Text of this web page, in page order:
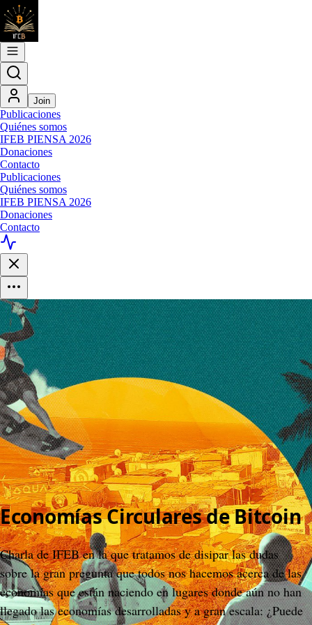
Join
Publicaciones
Quiénes somos
IFEB PIENSA 2026
Donaciones
Contacto
Publicaciones
Quiénes somos
IFEB PIENSA 2026
Donaciones
Contacto
>Spaces IFEB
>#08 Economías Circulares de #Bitcoin
#08 Economías Circulares de #Bitcoin
Instituto de Filosofía y Economía Bitcoin
29 March 2025, 08:30
Content
People3 Comments Citations1
Content
People3 Comments Citations1
Economías Circulares de Bitcoin
Charla de IFEB en la que tratamos de disipar las dudas
sobre la gran pregunta que todos nos hacemos acerca de las
economías que están naciendo en lugares donde aún no han
llegado las economías desarrolladas y a gran escala: ¿Puede